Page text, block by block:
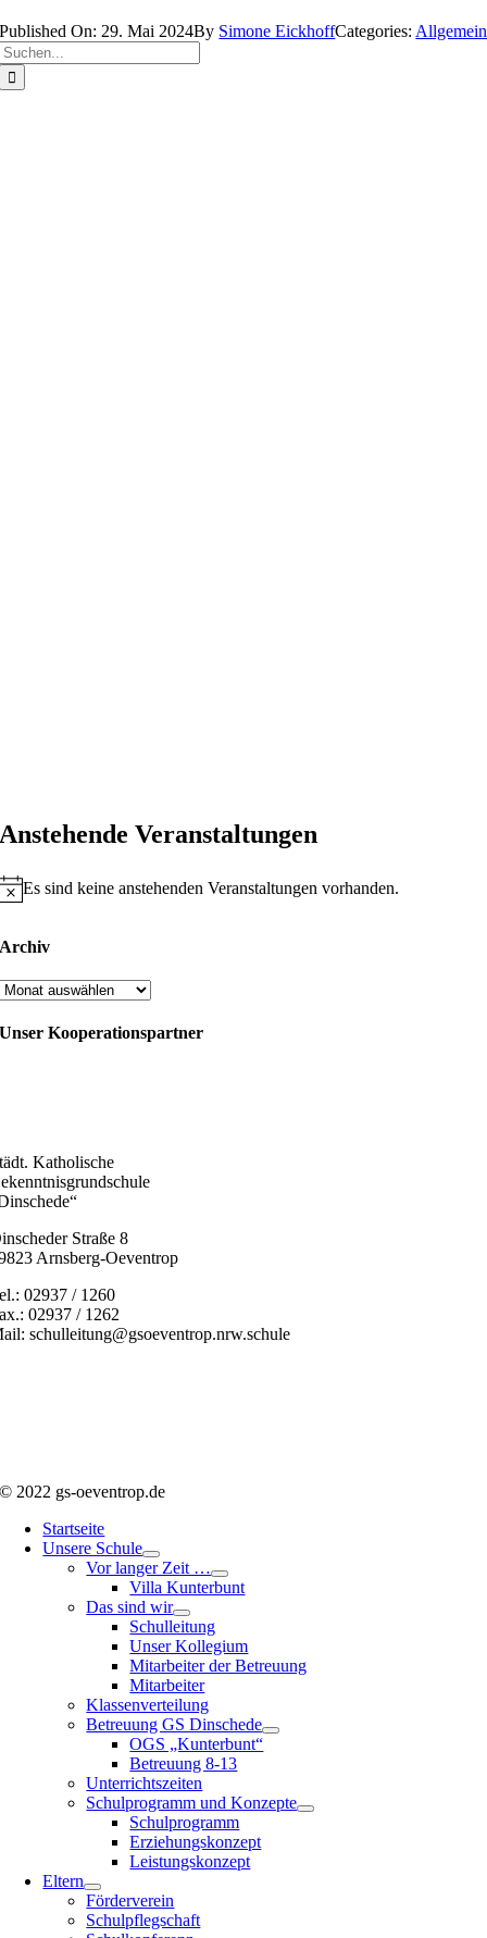
Published On: 29. Mai 2024By Simone EickhoffCategories:Allgemein
Anstehende Veranstaltungen
Es sind keine anstehenden Veranstaltungen vorhanden.
Archiv
Unser Kooperationspartner
Katholische
Straße 8
Arnsberg-Oeventrop
02937 / 1260
02937 / 1262
schulleitung@gsoeventrop.nrw.schule
© 2022 gs-oeventrop.de
Startseite
Unsere Schule
Vor langer Zeit …
Villa Kunterbunt
Das sind wir
Schulleitung
Unser Kollegium
Mitarbeiter der Betreuung
Mitarbeiter
Klassenverteilung
Betreuung GS Dinschede
OGS „Kunterbunt“
Betreuung 8-13
Unterrichtszeiten
Schulprogramm und Konzepte
Schulprogramm
Erziehungskonzept
Leistungskonzept
Eltern
Förderverein
Schulpflegschaft